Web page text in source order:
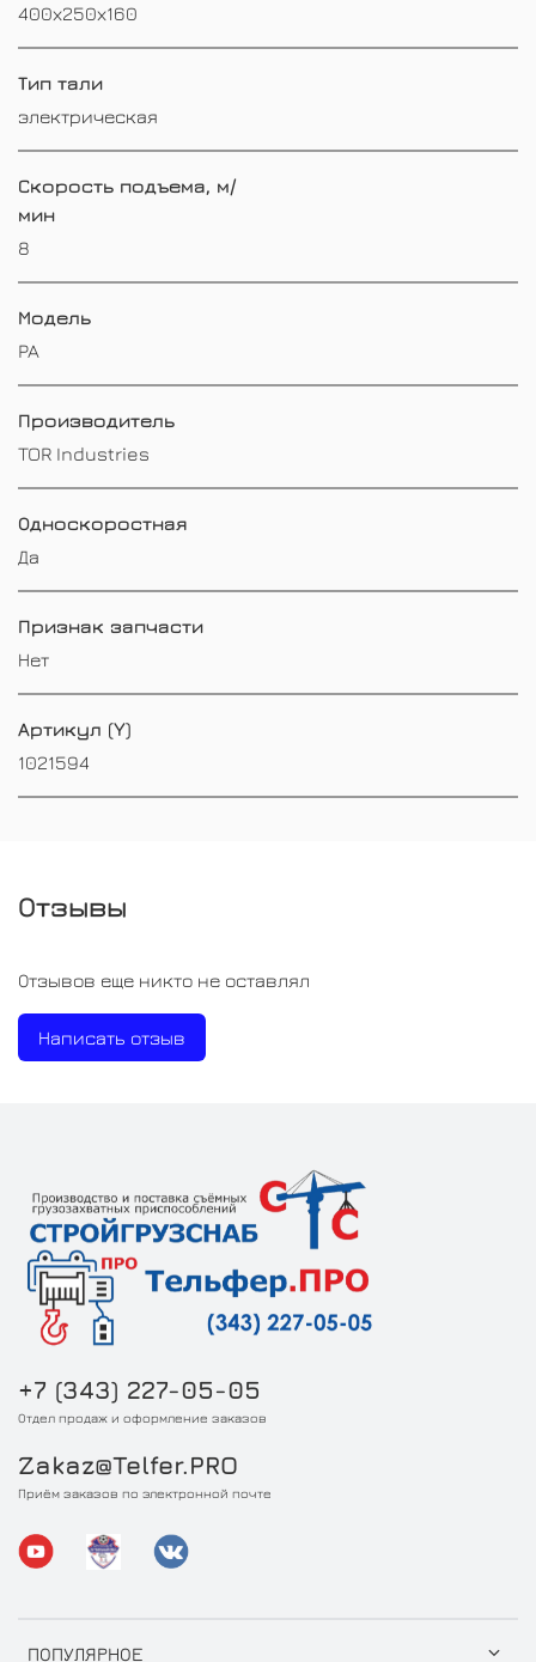
400х250х160
Тип тали
электрическая
Скорость подъема, м/
мин
8
Модель
PA
Производитель
TOR Industries
Односкоростная
Да
Признак запчасти
Нет
Артикул (Y)
1021594
Отзывы
Отзывов еще никто не оставлял
Написать отзыв
ПОПУЛЯРНОЕ
+7 (343) 227-05-05
Отдел продаж и оформление заказов
Zakaz@Telfer.PRO
Приём заказов по электронной почте